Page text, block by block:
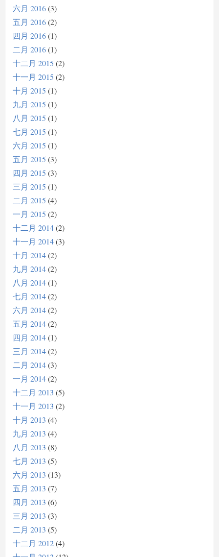
六月 2016 3
五月 2016 2
四月 2016 1
二月 2016 1
十二月 2015 2
十一月 2015 2
十月 2015 1
九月 2015 1
八月 2015 1
七月 2015 1
六月 2015 1
五月 2015 3
四月 2015 3
三月 2015 1
二月 2015 4
一月 2015 2
十二月 2014 2
十一月 2014 3
十月 2014 2
九月 2014 2
八月 2014 1
七月 2014 2
六月 2014 2
五月 2014 2
四月 2014 1
三月 2014 2
二月 2014 3
一月 2014 2
十二月 2013 5
十一月 2013 2
十月 2013 4
九月 2013 4
八月 2013 8
七月 2013 5
六月 2013 13
五月 2013 7
四月 2013 6
三月 2013 3
二月 2013 5
十二月 2012 4